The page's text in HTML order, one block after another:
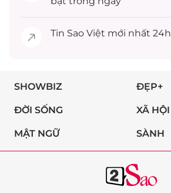
Tin Sao Việt mới nhất 24h
SHOWBIZ ĐẸP+
ĐỜI SỐNG XÃ HỘI
MẬT NGỮ SÀNH